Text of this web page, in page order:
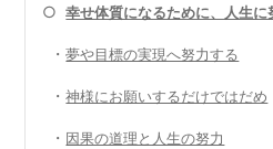
○幸せ体質になるために、人生に
・夢や目標の実現へ努力する
・神様にお願いするだけではだめ
・ 因果の道理と人生の努力